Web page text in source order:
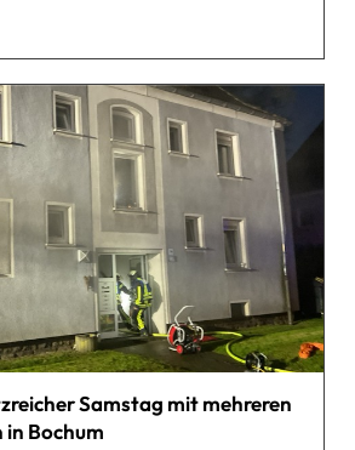
Samstag mit mehreren
in Bochum